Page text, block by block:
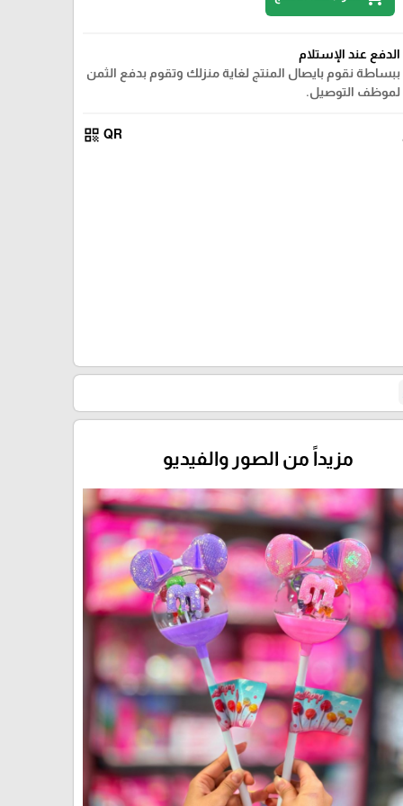
الدفع عند الإستلام
ببساطة نقوم بايصال المنتج لغاية منزلك وتقوم بدفع الثمن
لموظف التوصيل.
QR
qr_code
مزيداً من الصور والفيديو